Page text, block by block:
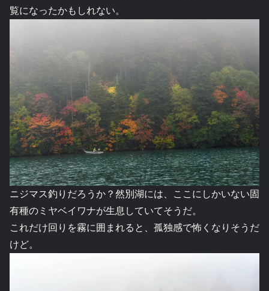
覧になったかもしれない。
ニジマス釣りだろうか？然別湖には、ここにしかいない固
有種のミヤベイワナが生息していてそうだ。
これだけ回りを霧に囲まれると、孤独感で怖くなりそうだ
けど。